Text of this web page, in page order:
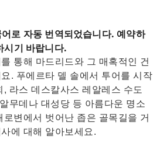
로 자동 번역되었습니다. 예약하
시기 바랍니다.
통해 마드리드와 그 매혹적인 건
. 푸에르타 델 솔에서 투어를 시작
라스 데스칼사스 레알레스 수도
무데나 대성당 등 아름다운 명소
변에서 벗어난 좁은 골목길을 거
에 대해 알아보세요.